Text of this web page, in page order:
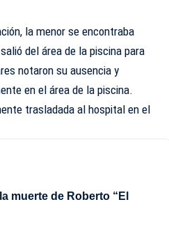
la menor se encontraba
del área de la piscina para
notaron su ausencia y
en el área de la piscina.
trasladada al hospital en el
muerte de Roberto “El